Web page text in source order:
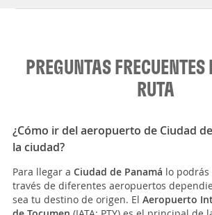
PREGUNTAS
RUTA
¿Cómo ir del aeropuerto de Ciudad
la ciudad?
Para llegar a Ciudad de Panamá lo podrás
través de diferentes aeropuertos
sea tu destino de origen. El Aeropuerto